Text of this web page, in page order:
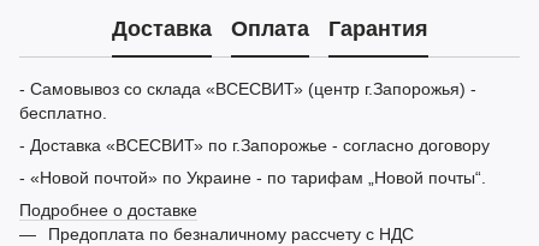
Доставка Оплата Гарантия
- Самовывоз со склада «ВСЕСВИТ» (центр г.Запорожья) -
бесплатно.
- Доставка «ВСЕСВИТ» по г.Запорожье - согласно договору
- «Новой почтой» по Украине - по тарифам „Новой почты“.
Подробнее о доставке
Предоплата по безналичному рассчету с НДС